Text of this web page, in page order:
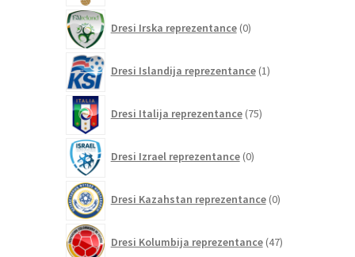
Dresi Irska reprezentance 0izdelkov
Dresi Islandija reprezentance 1izdelek
Dresi Italija reprezentance 75izdelkov
Dresi Izrael reprezentance 0izdelkov
Dresi Kazahstan reprezentance 0izdelkov
Dresi Kolumbija reprezentance 47izdelkov